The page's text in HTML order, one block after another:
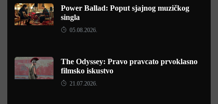
Power Ballad: Poput sjajnog muzičkog
singla
05.08.2026.
The Odyssey: Pravo pravcato prvoklasno
filmsko iskustvo
21.07.2026.